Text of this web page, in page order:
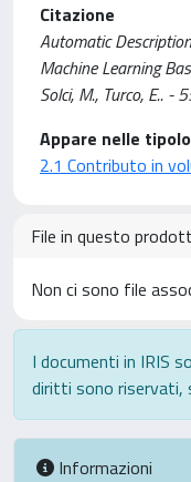
Citazione
Automatic
Machine Learning
Solci, M., Turco, E..
Appare nelle
2.1 Contributo in
File in questo
Non ci sono file
I documenti in IRIS
diritti sono riservati,
Informazioni